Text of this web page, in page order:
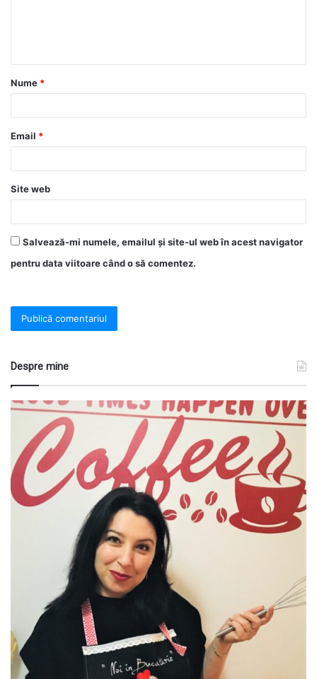
Nume *
Email *
Site web
Salvează-mi numele, emailul și site-ul web în acest navigator
pentru data viitoare când o să comentez.
Despre mine